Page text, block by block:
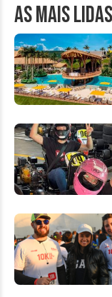
AS MAIS LIDAS